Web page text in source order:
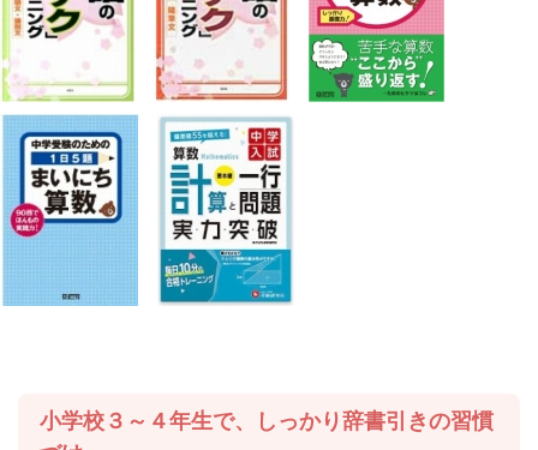
小学校３～４年生で、しっかり辞書引きの習慣